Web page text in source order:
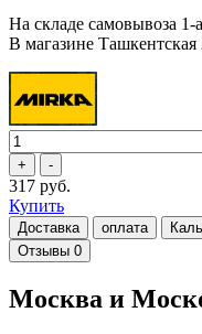
На складе самовывоза
В магазине
317 руб.
Купить
Доставка оплата
Отзывы 0
Москва и